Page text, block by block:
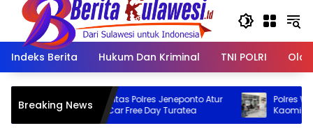
Langsung
konten
Indeks Berita
Hukum Dan Kriminal TNI POLRI
Breaking News
Personel Satlantas Polres Jeneponto Atur
Lalu Lintas di Car Free Day Turatea
Polres Wajo
Kaomi: Pastikan
Ketentuan